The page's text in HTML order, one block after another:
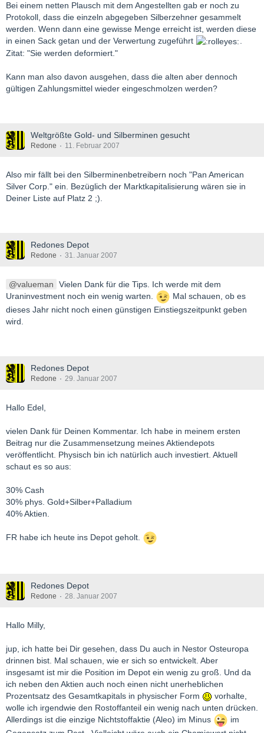
Bei einem netten Plausch mit dem Angestellten gab er noch zu
Protokoll, dass die einzeln abgegeben Silberzehner gesammelt
werden. Wenn dann eine gewisse Menge erreicht ist, werden diese
in einen Sack getan und der Verwertung zugeführt
Zitat: "Sie werden deformiert."
Kann man also davon ausgehen, dass die alten aber dennoch
gültigen Zahlungsmittel wieder eingeschmolzen werden?
Weltgrößte Gold- und Silberminen gesucht
Redone 11. Februar 2007
Also mir fällt bei den Silberminenbetreibern noch "Pan American
Silver Corp." ein. Bezüglich der Marktkapitalisierung wären sie in
Deiner Liste auf Platz 2 ;).
Redones Depot
Redone 31. Januar 2007
valueman
Vielen Dank für die Tips. Ich werde mit dem
Uraninvestment noch ein wenig warten.
Mal schauen, ob es
dieses Jahr nicht noch einen günstigen Einstiegszeitpunkt geben
wird.
Redones Depot
Redone 29. Januar 2007
Hallo Edel,
vielen Dank für Deinen Kommentar. Ich habe in meinem ersten
Beitrag nur die Zusammensetzung meines Aktiendepots
veröffentlicht. Physisch bin ich natürlich auch investiert. Aktuell
schaut es so aus:
30% Cash
30% phys. Gold+Silber+Palladium
40% Aktien.
FR habe ich heute ins Depot geholt.
Redones Depot
Redone 28. Januar 2007
Hallo Milly,
jup, ich hatte bei Dir gesehen, dass Du auch in Nestor Osteuropa
drinnen bist. Mal schauen, wie er sich so entwickelt. Aber
insgesamt ist mir die Position im Depot ein wenig zu groß. Und da
ich neben den Aktien auch noch einen nicht unerheblichen
Prozentsatz des Gesamtkapitals in physischer Form
vorhalte,
wolle ich irgendwie den Rostoffanteil ein wenig nach unten drücken.
Allerdings ist die einzige Nichtstoffaktie (Aleo) im Minus
im